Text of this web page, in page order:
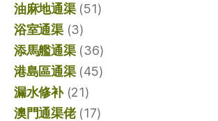
油麻地通渠(51)
浴室通渠(3)
添馬艦通渠(36)
港島區通渠(45)
漏水修补(21)
澳門通渠佬(17)